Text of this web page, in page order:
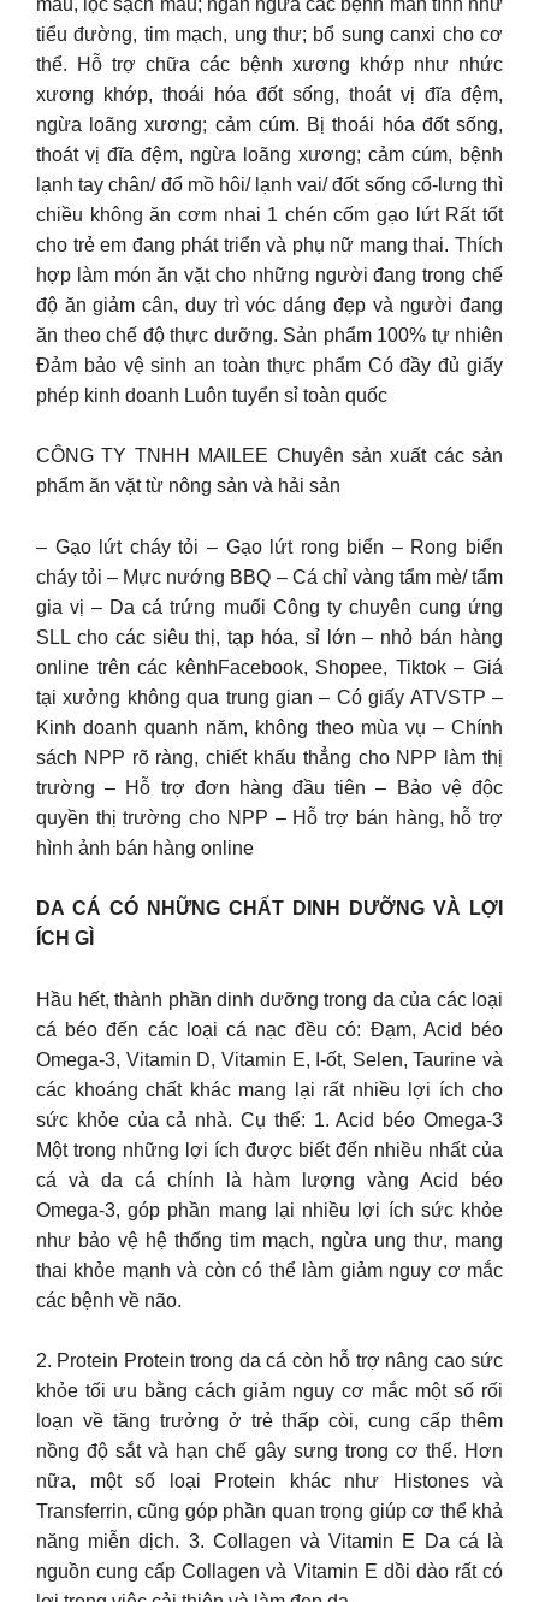
tiểu đường, tim mạch, ung thư; bổ sung canxi cho cơ
thể. Hỗ trợ chữa các bệnh xương khớp như nhức
xương khớp, thoái hóa đốt sống, thoát vị đĩa đệm,
ngừa loãng xương; cảm cúm. Bị thoái hóa đốt sống,
thoát vị đĩa đệm, ngừa loãng xương; cảm cúm, bệnh
lạnh tay chân/ đổ mồ hôi/ lạnh vai/ đốt sống cổ-lưng thì
chiều không ăn cơm nhai 1 chén cốm gạo lứt Rất tốt
cho trẻ em đang phát triển và phụ nữ mang thai. Thích
hợp làm món ăn vặt cho những người đang trong chế
độ ăn giảm cân, duy trì vóc dáng đẹp và người đang
ăn theo chế độ thực dưỡng. Sản phẩm 100% tự nhiên
Đảm bảo vệ sinh an toàn thực phẩm Có đầy đủ giấy
phép kinh doanh Luôn tuyển sỉ toàn quốc
CÔNG TY TNHH MAILEE Chuyên sản xuất các sản
phẩm ăn vặt từ nông sản và hải sản
– Gạo lứt cháy tỏi – Gạo lứt rong biển – Rong biển
cháy tỏi – Mực nướng BBQ – Cá chỉ vàng tẩm mè/ tẩm
gia vị – Da cá trứng muối Công ty chuyên cung ứng
SLL cho các siêu thị, tạp hóa, sỉ lớn – nhỏ bán hàng
online trên các kênhFacebook, Shopee, Tiktok – Giá
tại xưởng không qua trung gian – Có giấy ATVSTP –
Kinh doanh quanh năm, không theo mùa vụ – Chính
sách NPP rõ ràng, chiết khấu thẳng cho NPP làm thị
trường – Hỗ trợ đơn hàng đầu tiên – Bảo vệ độc
quyền thị trường cho NPP – Hỗ trợ bán hàng, hỗ trợ
hình ảnh bán hàng online
DA CÁ CÓ NHỮNG CHẤT DINH DƯỠNG VÀ LỢI
ÍCH GÌ
Hầu hết, thành phần dinh dưỡng trong da của các loại
cá béo đến các loại cá nạc đều có: Đạm, Acid béo
Omega-3, Vitamin D, Vitamin E, I-ốt, Selen, Taurine và
các khoáng chất khác mang lại rất nhiều lợi ích cho
sức khỏe của cả nhà. Cụ thể: 1. Acid béo Omega-3
Một trong những lợi ích được biết đến nhiều nhất của
cá và da cá chính là hàm lượng vàng Acid béo
Omega-3, góp phần mang lại nhiều lợi ích sức khỏe
như bảo vệ hệ thống tim mạch, ngừa ung thư, mang
thai khỏe mạnh và còn có thể làm giảm nguy cơ mắc
các bệnh về não.
2. Protein Protein trong da cá còn hỗ trợ nâng cao sức
khỏe tối ưu bằng cách giảm nguy cơ mắc một số rối
loạn về tăng trưởng ở trẻ thấp còi, cung cấp thêm
nồng độ sắt và hạn chế gây sưng trong cơ thể. Hơn
nữa, một số loại Protein khác như Histones và
Transferrin, cũng góp phần quan trọng giúp cơ thể khả
năng miễn dịch. 3. Collagen và Vitamin E Da cá là
nguồn cung cấp Collagen và Vitamin E dồi dào rất có